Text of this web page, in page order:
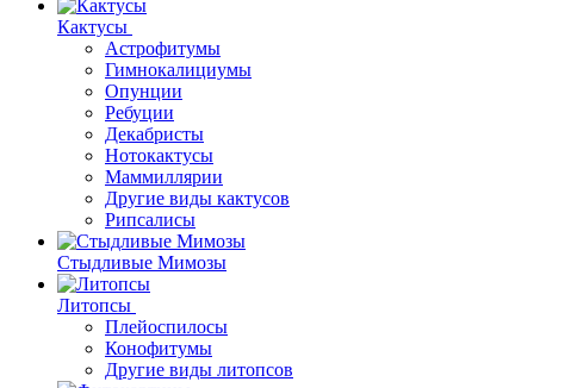
Кактусы
Астрофитумы
Гимнокалициумы
Опунции
Ребуции
Декабристы
Нотокактусы
Маммиллярии
Другие виды кактусов
Рипсалисы
Стыдливые Мимозы
Литопсы
Плейоспилосы
Конофитумы
Другие виды литопсов